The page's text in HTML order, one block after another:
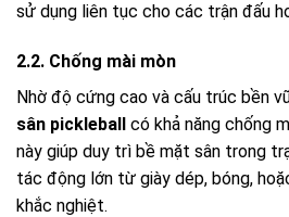
sử dụng liên tục cho các trận đấu
2.2. Chống mài mòn
Nhờ độ cứng cao và cấu trúc bền
sân pickleball có khả năng chống
này giúp duy trì bề mặt sân trong
tác động lớn từ giày dép, bóng,
khắc nghiệt.